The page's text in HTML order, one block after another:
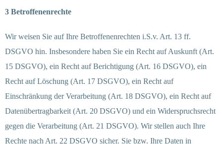
3 Betroffenenrechte
Wir weisen Sie auf Ihre Betroffenenrechten i.S.v. Art. 13 ff.
DSGVO hin. Insbesondere haben Sie ein Recht auf Auskunft (Art.
15 DSGVO), ein Recht auf Berichtigung (Art. 16 DSGVO), ein
Recht auf Löschung (Art. 17 DSGVO), ein Recht auf
Einschränkung der Verarbeitung (Art. 18 DSGVO), ein Recht auf
Datenübertragbarkeit (Art. 20 DSGVO) und ein Widerspruchsrecht
gegen die Verarbeitung (Art. 21 DSGVO). Wir stellen auch Ihre
Rechte nach Art. 22 DSGVO sicher. Sie bzw. Ihre Daten in